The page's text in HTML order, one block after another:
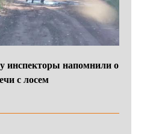
инспекторы напомнили о
с лосем